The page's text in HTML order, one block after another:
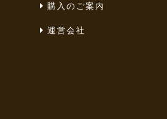
購入のご案内
運営会社